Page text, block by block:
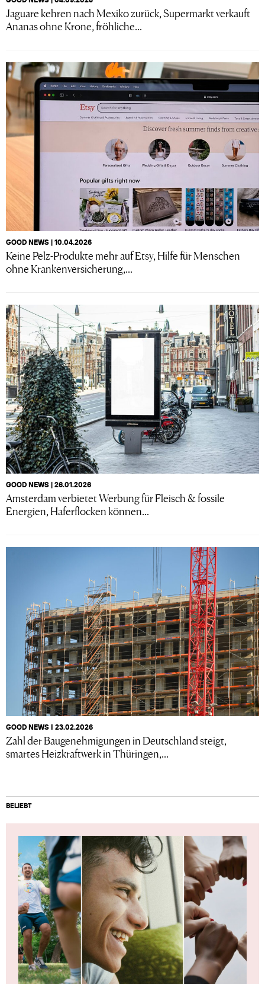
Jaguare kehren nach Mexiko zurück, Supermarkt verkauft
Ananas ohne Krone, fröhliche...
GOOD NEWS | 10.04.2026
Keine Pelz-Produkte mehr auf Etsy, Hilfe für Menschen
ohne Krankenversicherung,...
GOOD NEWS | 26.01.2026
Amsterdam verbietet Werbung für Fleisch & fossile
Energien, Haferflocken können...
GOOD NEWS I 23.02.2026
Zahl der Baugenehmigungen in Deutschland steigt,
smartes Heizkraftwerk in Thüringen,...
BELIEBT